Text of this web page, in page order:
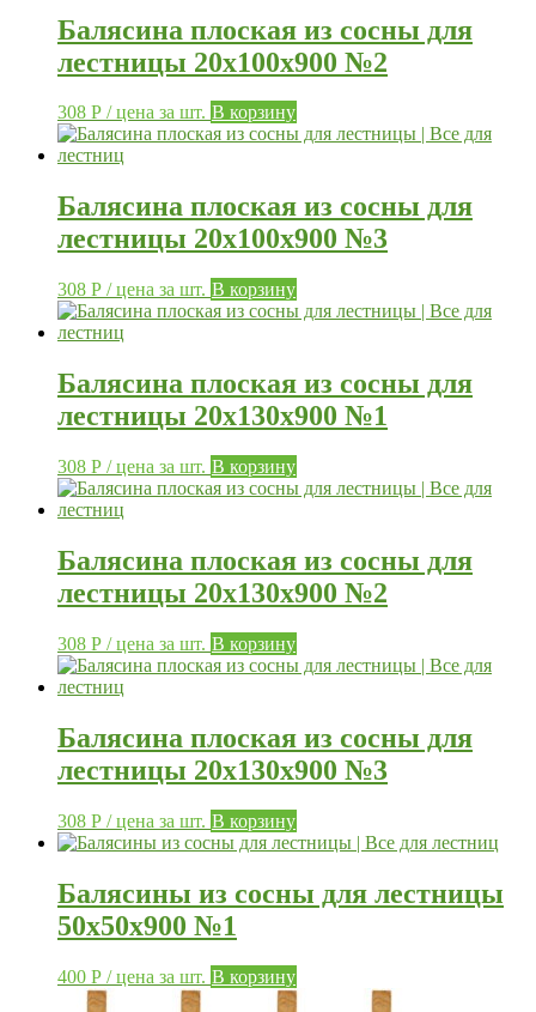
Балясина плоская из сосны для
лестницы 20х100х900 №2
308 Р / цена за шт. В корзину
Балясина плоская из сосны для
лестницы 20х100х900 №3
308 Р / цена за шт. В корзину
Балясина плоская из сосны для
лестницы 20х130х900 №1
308 Р / цена за шт. В корзину
Балясина плоская из сосны для
лестницы 20х130х900 №2
308 Р / цена за шт. В корзину
Балясина плоская из сосны для
лестницы 20х130х900 №3
308 Р / цена за шт. В корзину
Балясины из сосны для лестницы
50х50х900 №1
400 Р / цена за шт. В корзину